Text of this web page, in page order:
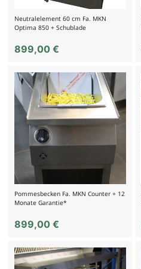
Neutralelement 60 cm Fa. MKN
Optima 850 + Schublade
899,00 €
Pommesbecken Fa. MKN Counter + 12
Monate Garantie*
899,00 €